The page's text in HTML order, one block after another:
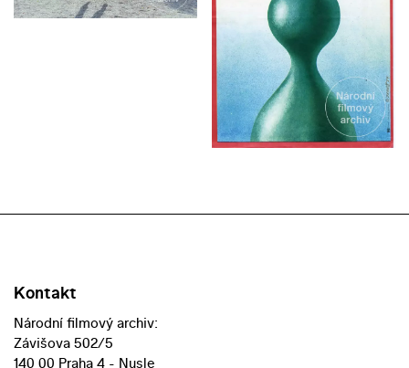
Kontakt
Národní filmový archiv:
Závišova 502/5
140 00 Praha 4 - Nusle